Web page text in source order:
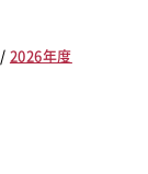
/ 2026年度